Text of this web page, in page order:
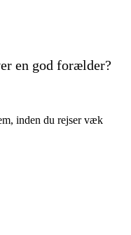
en god forælder?